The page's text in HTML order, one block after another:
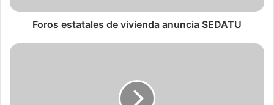
Foros estatales de vivienda anuncia SEDATU